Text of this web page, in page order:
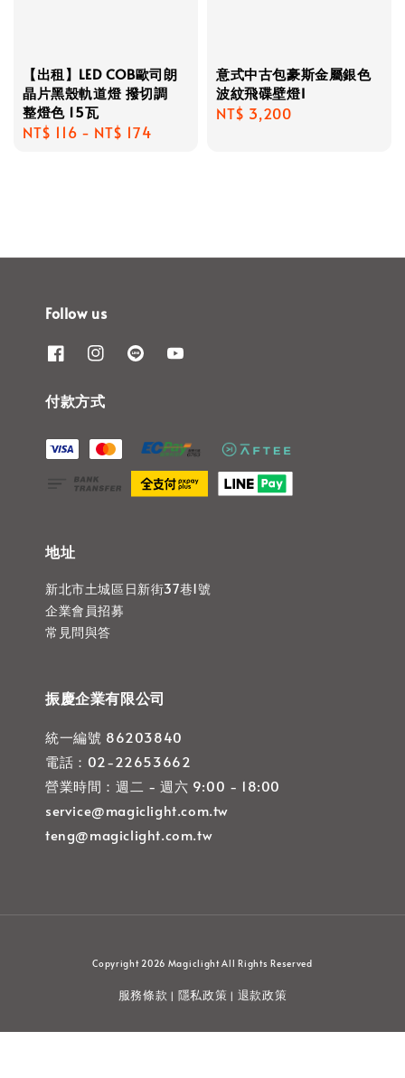
【出租】LED COB歐司朗
晶片黑殼軌道燈 撥切調
整燈色 15瓦
Regular
NT$ 116 - NT$ 174
意式中古包豪斯金屬銀色
波紋飛碟壁燈I
Regular
NT$ 3,200
Follow us
付款方式
地址
新北市土城區日新街37巷1號
企業會員招募
常見問與答
振慶企業有限公司
統一編號 86203840
電話：02-22653662
營業時間：週二 - 週六 9:00 - 18:00
service@magiclight.com.tw
teng@magiclight.com.tw
Copyright 2026 Magiclight All Rights Reserved
服務條款 | 隱私政策 | 退款政策